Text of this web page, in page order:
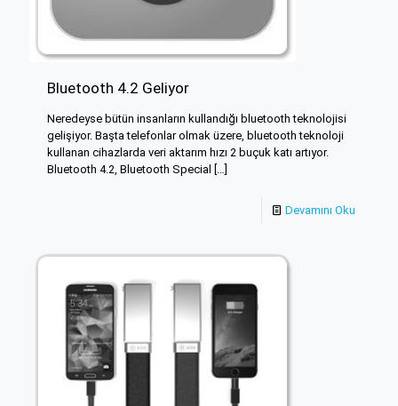
Bluetooth 4.2 Geliyor
Neredeyse bütün insanların kullandığı bluetooth teknolojisi
gelişiyor. Başta telefonlar olmak üzere, bluetooth teknoloji
kullanan cihazlarda veri aktarım hızı 2 buçuk katı artıyor.
Bluetooth 4.2, Bluetooth Special
Devamını Oku